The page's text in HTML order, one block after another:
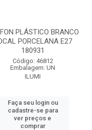
PLÁSTICO BRANCO
PORCELANA E27
180931
Código: 46812
Embalagem: UN
ILUMI
Faça seu login ou
cadastre-se para
ver preços e
comprar